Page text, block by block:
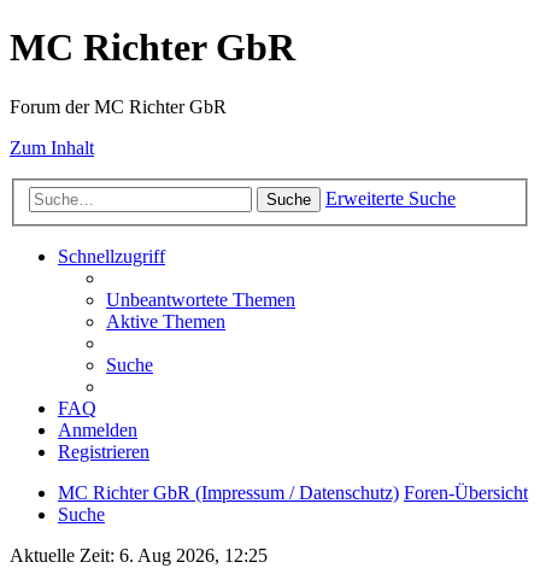
MC Richter GbR
Forum der MC Richter GbR
Zum Inhalt
Suche Erweiterte Suche
Schnellzugriff
Unbeantwortete Themen
Aktive Themen
Suche
FAQ
Anmelden
Registrieren
MC Richter GbR (Impressum / Datenschutz) Foren-Übersicht
Suche
Aktuelle Zeit: 6. Aug 2026, 12:25